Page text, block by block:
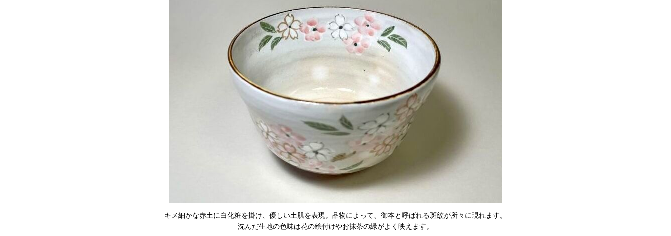
キメ細かな赤土に白化粧を掛け、優しい土肌を表現。品物によって、御本と呼ばれる斑紋が所々に現れます。
沈んだ生地の色味は花の絵付けやお抹茶の緑がよく映えます。